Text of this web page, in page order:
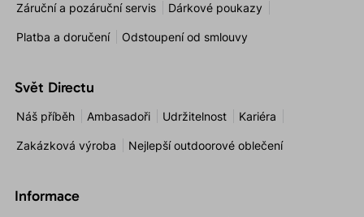
Záruční a pozáruční servis Dárkové poukazy
Platba a doručení Odstoupení od smlouvy
Svět Directu
Náš příběh Ambasadoři Udržitelnost Kariéra
Zakázková výroba Nejlepší outdoorové oblečení
Informace